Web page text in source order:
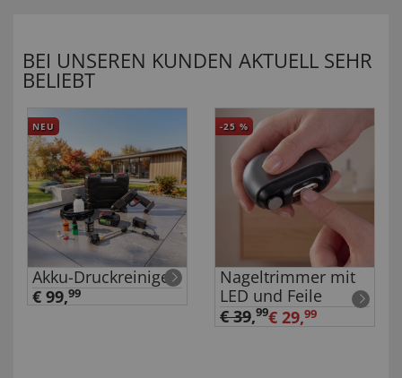
BEI UNSEREN KUNDEN AKTUELL SEHR
BELIEBT
NEU
Akku-Druckreiniger
€ 99,99
-25 %
Nageltrimmer mit
LED und Feile
€ 39,99€ 29,99